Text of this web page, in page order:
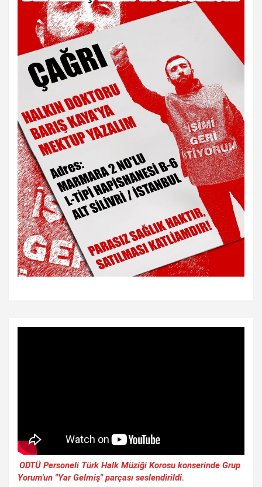
ODTÜ Personeli Türk Halk Müziği Korosu konserinde Grup
Yorum'un "Yar Gelmiş" parçası seslendirildi.